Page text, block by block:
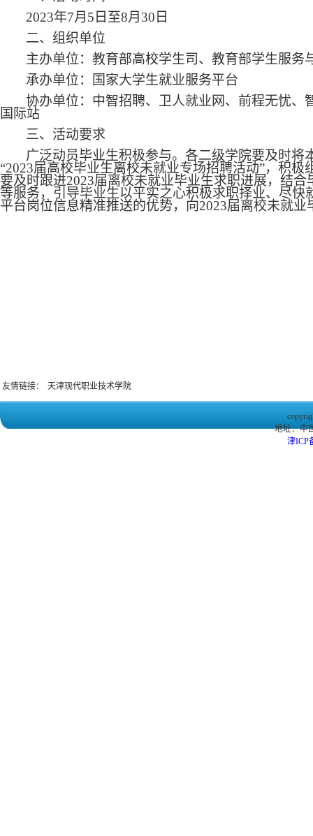
2023年7月5日至8月30日
二、组织单位
主办单位：教育部高校学生司、教育部学生服务
承办单位：国家大学生就业服务平台
协办单位：中智招聘、卫人就业网、前程无忧、
国际站
三、活动要求
广泛动员毕业生积极参与。各二级学院要及时将
“2023届高校毕业生离校未就业专场招聘活动”，积
要及时跟进2023届离校未就业毕业生求职进展，结
等服务，引导毕业生以平实之心积极求职择业、尽
平台岗位信息精准推送的优势，向2023届离校未就
友情链接： 天津现代职业技术学院
地址：中
津ICP